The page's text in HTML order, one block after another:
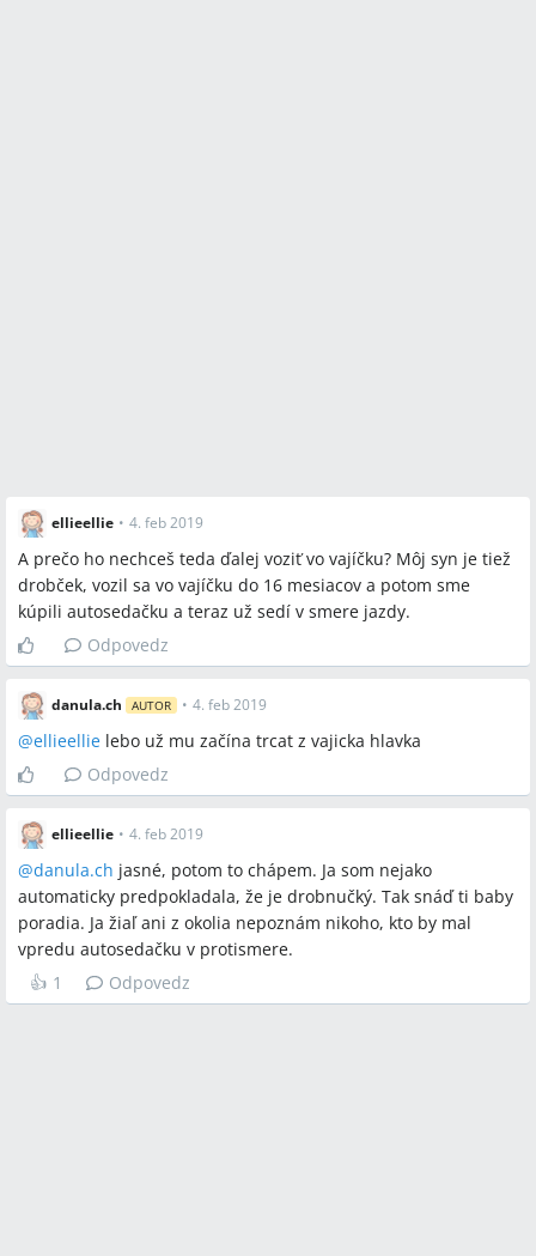
ellieellie • 4. feb 2019
A prečo ho nechceš teda ďalej voziť vo vajíčku? Môj syn je tiež
drobček, vozil sa vo vajíčku do 16 mesiacov a potom sme
kúpili autosedačku a teraz už sedí v smere jazdy.
Odpovedz
danula.ch AUTOR • 4. feb 2019
@ellieellie lebo už mu začína trcat z vajicka hlavka
Odpovedz
ellieellie • 4. feb 2019
@danula.ch jasné, potom to chápem. Ja som nejako
automaticky predpokladala, že je drobnučký. Tak snáď ti baby
poradia. Ja žiaľ ani z okolia nepoznám nikoho, kto by mal
vpredu autosedačku v protismere.
👍 1 Odpovedz